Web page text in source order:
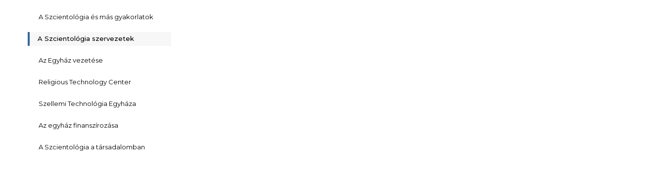
A Szcientológia és más gyakorlatok
A Szcientológia szervezetek
Az Egyház vezetése
Religious Technology Center
Szellemi Technológia Egyháza
Az egyház finanszírozása
A Szcientológia a társadalomban